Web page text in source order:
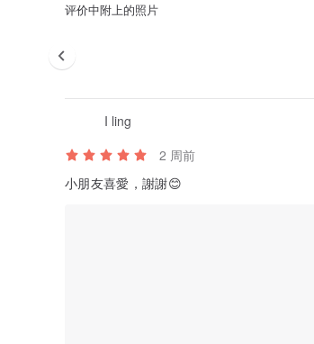
评价中附上的照片
I ling
2 周前
小朋友喜愛，謝謝😊